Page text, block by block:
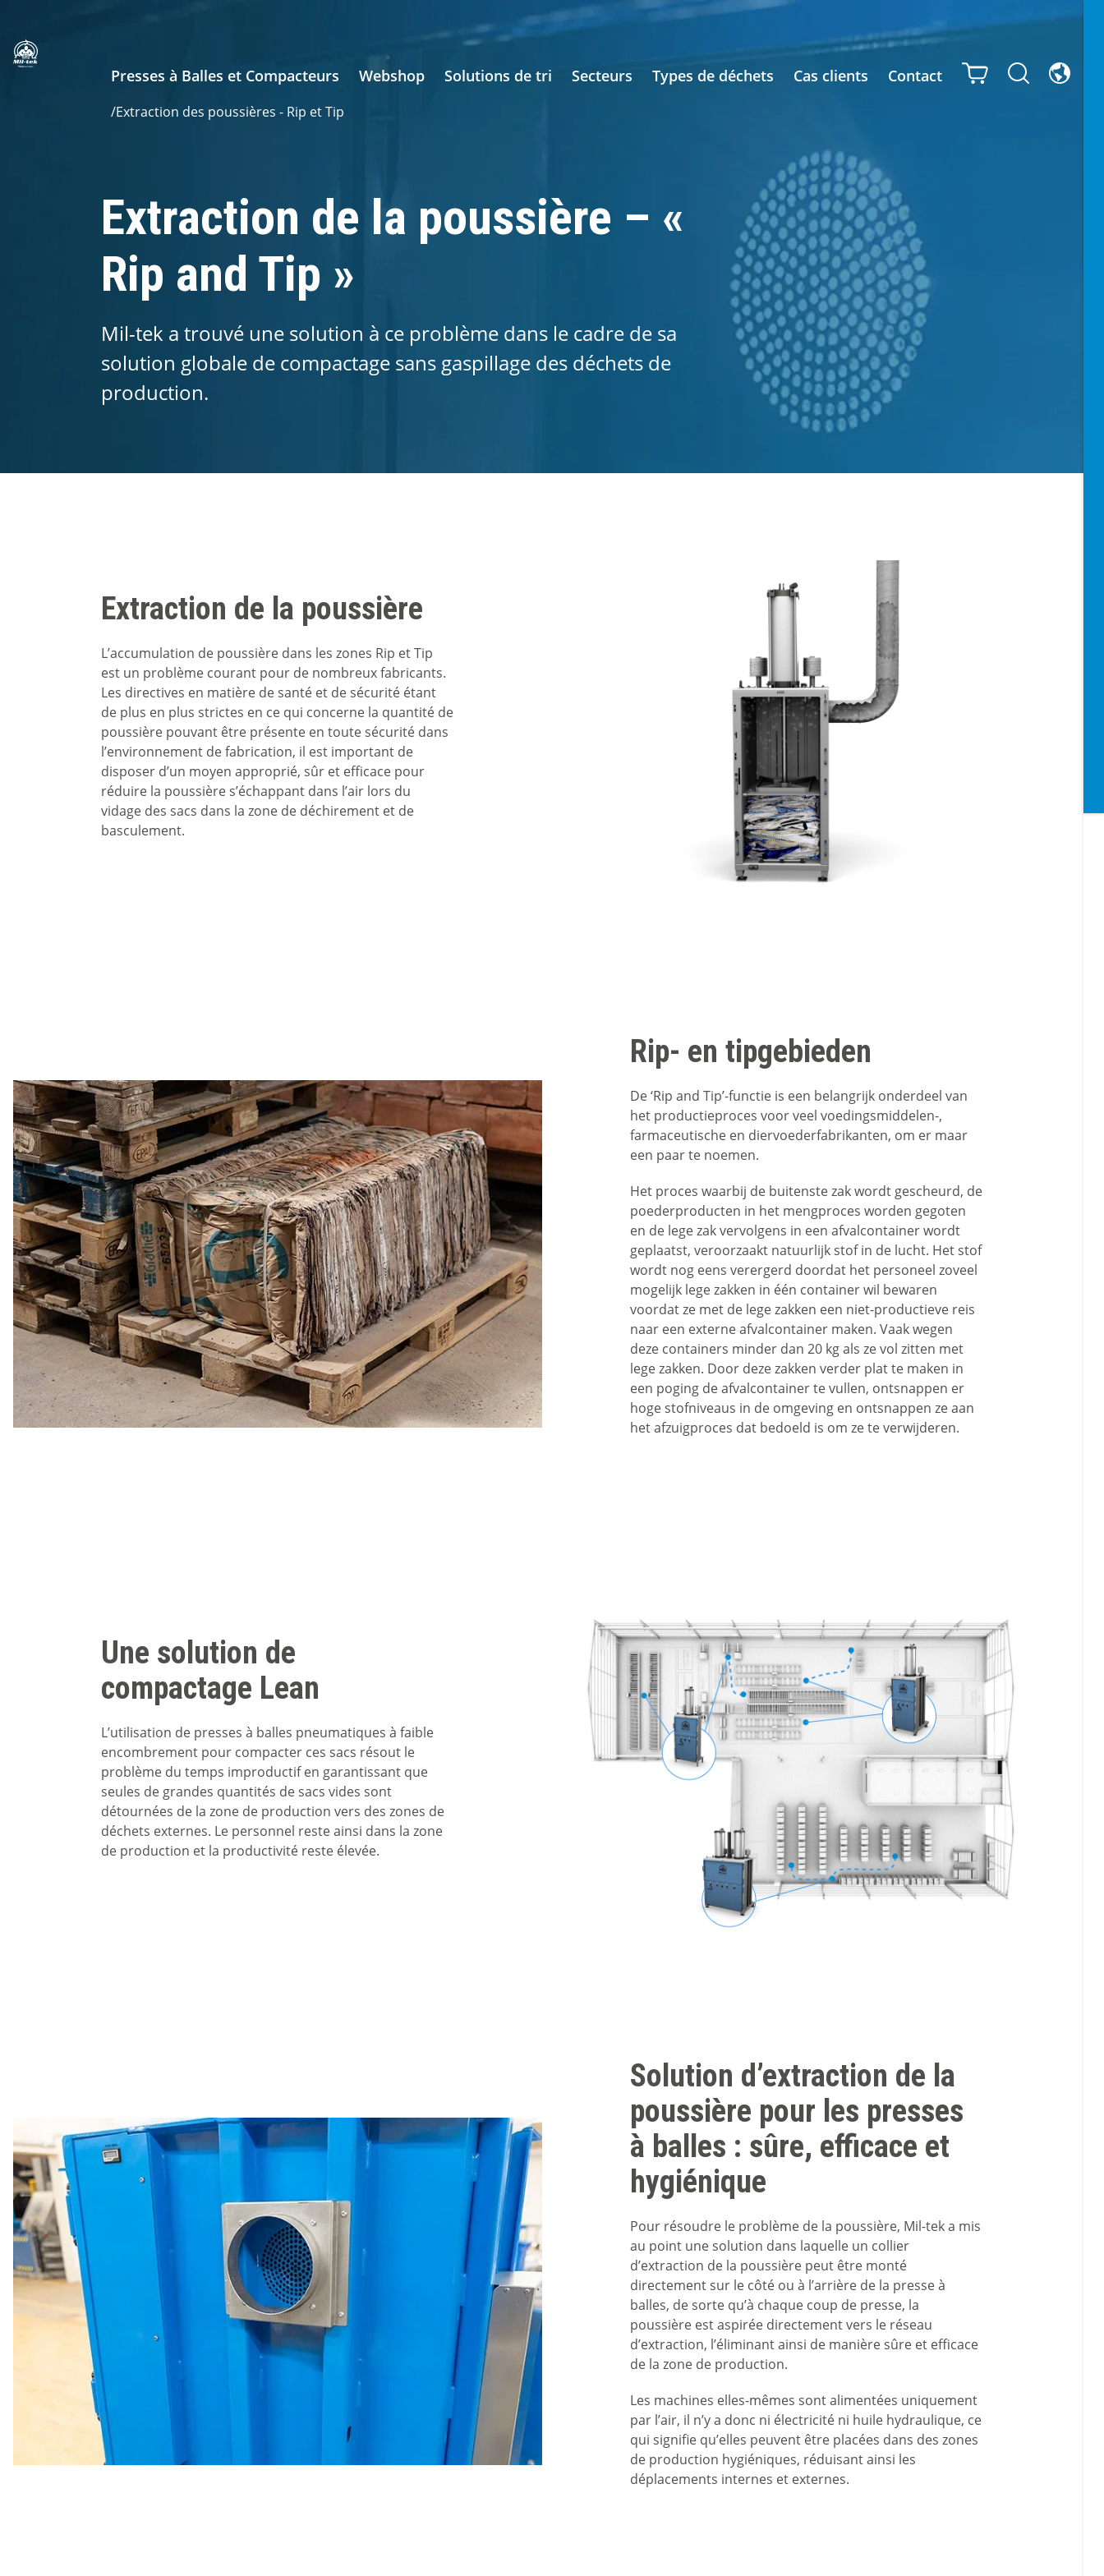
Presses à Balles et Compacteurs Webshop Solutions de tri Secteurs Types de déchets Cas clients Contact
/Extraction des poussières - Rip et Tip
Extraction de la poussière – «
Rip and Tip »
Mil-tek a trouvé une solution à ce problème dans le cadre de sa
solution globale de compactage sans gaspillage des déchets de
production.
Extraction de la poussière
L’accumulation de poussière dans les zones Rip et Tip
est un problème courant pour de nombreux fabricants.
Les directives en matière de santé et de sécurité étant
de plus en plus strictes en ce qui concerne la quantité de
poussière pouvant être présente en toute sécurité dans
l’environnement de fabrication, il est important de
disposer d’un moyen approprié, sûr et efficace pour
réduire la poussière s’échappant dans l’air lors du
vidage des sacs dans la zone de déchirement et de
basculement.
Rip- en tipgebieden
De ‘Rip and Tip’-functie is een belangrijk onderdeel van
het productieproces voor veel voedingsmiddelen-,
farmaceutische en diervoederfabrikanten, om er maar
een paar te noemen.
Het proces waarbij de buitenste zak wordt gescheurd, de
poederproducten in het mengproces worden gegoten
en de lege zak vervolgens in een afvalcontainer wordt
geplaatst, veroorzaakt natuurlijk stof in de lucht. Het stof
wordt nog eens verergerd doordat het personeel zoveel
mogelijk lege zakken in één container wil bewaren
voordat ze met de lege zakken een niet-productieve reis
naar een externe afvalcontainer maken. Vaak wegen
deze containers minder dan 20 kg als ze vol zitten met
lege zakken. Door deze zakken verder plat te maken in
een poging de afvalcontainer te vullen, ontsnappen er
hoge stofniveaus in de omgeving en ontsnappen ze aan
het afzuigproces dat bedoeld is om ze te verwijderen.
Une solution de
compactage Lean
L’utilisation de presses à balles pneumatiques à faible
encombrement pour compacter ces sacs résout le
problème du temps improductif en garantissant que
seules de grandes quantités de sacs vides sont
détournées de la zone de production vers des zones de
déchets externes. Le personnel reste ainsi dans la zone
de production et la productivité reste élevée.
Solution d’extraction de la
poussière pour les presses
à balles : sûre, efficace et
hygiénique
Pour résoudre le problème de la poussière, Mil-tek a mis
au point une solution dans laquelle un collier
d’extraction de la poussière peut être monté
directement sur le côté ou à l’arrière de la presse à
balles, de sorte qu’à chaque coup de presse, la
poussière est aspirée directement vers le réseau
d’extraction, l’éliminant ainsi de manière sûre et efficace
de la zone de production.
Les machines elles-mêmes sont alimentées uniquement
par l’air, il n’y a donc ni électricité ni huile hydraulique, ce
qui signifie qu’elles peuvent être placées dans des zones
de production hygiéniques, réduisant ainsi les
déplacements internes et externes.